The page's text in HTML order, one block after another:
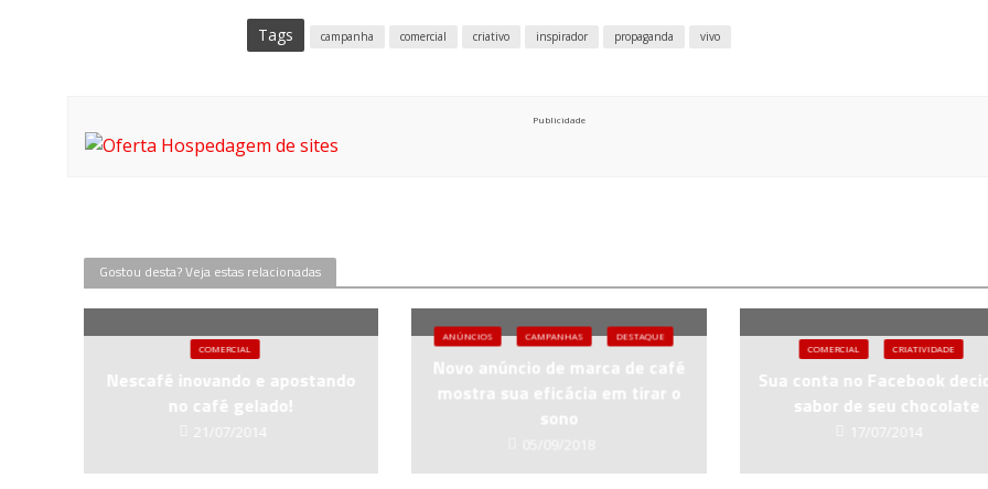
Tags campanha comercial criativo inspirador propaganda vivo
Publicidade
Gostou desta? Veja estas relacionadas
COMERCIAL
Nescafé inovando e apostando
no café gelado!
21/07/2014
ANÚNCIOS CAMPANHAS DESTAQUE
Novo anúncio de marca de café
mostra sua eficácia em tirar o
sono
COMERCIAL CRIATIVIDADE
Sua conta no Facebook
sabor de seu chocolate
17/07/2014